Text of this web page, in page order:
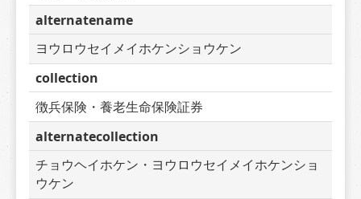
alternatename
ヨウロウセイメイホケンショウケン
collection
徴兵保険・養老生命保険証券
alternatecollection
チョウヘイホケン・ヨウロウセイメイホケンショ
ウケン